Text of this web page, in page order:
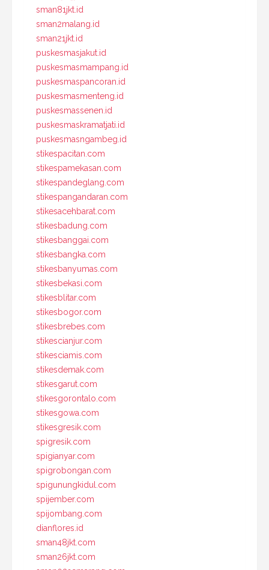
sman81jkt.id
sman2malang.id
sman21jkt.id
puskesmasjakut.id
puskesmasmampang.id
puskesmaspancoran.id
puskesmasmenteng.id
puskesmassenen.id
puskesmaskramatjati.id
puskesmasngambeg.id
stikespacitan.com
stikespamekasan.com
stikespandeglang.com
stikespangandaran.com
stikesacehbarat.com
stikesbadung.com
stikesbanggai.com
stikesbangka.com
stikesbanyumas.com
stikesbekasi.com
stikesblitar.com
stikesbogor.com
stikesbrebes.com
stikescianjur.com
stikesciamis.com
stikesdemak.com
stikesgarut.com
stikesgorontalo.com
stikesgowa.com
stikesgresik.com
spigresik.com
spigianyar.com
spigrobongan.com
spigunungkidul.com
spijember.com
spijombang.com
dianflores.id
sman48jkt.com
sman26jkt.com